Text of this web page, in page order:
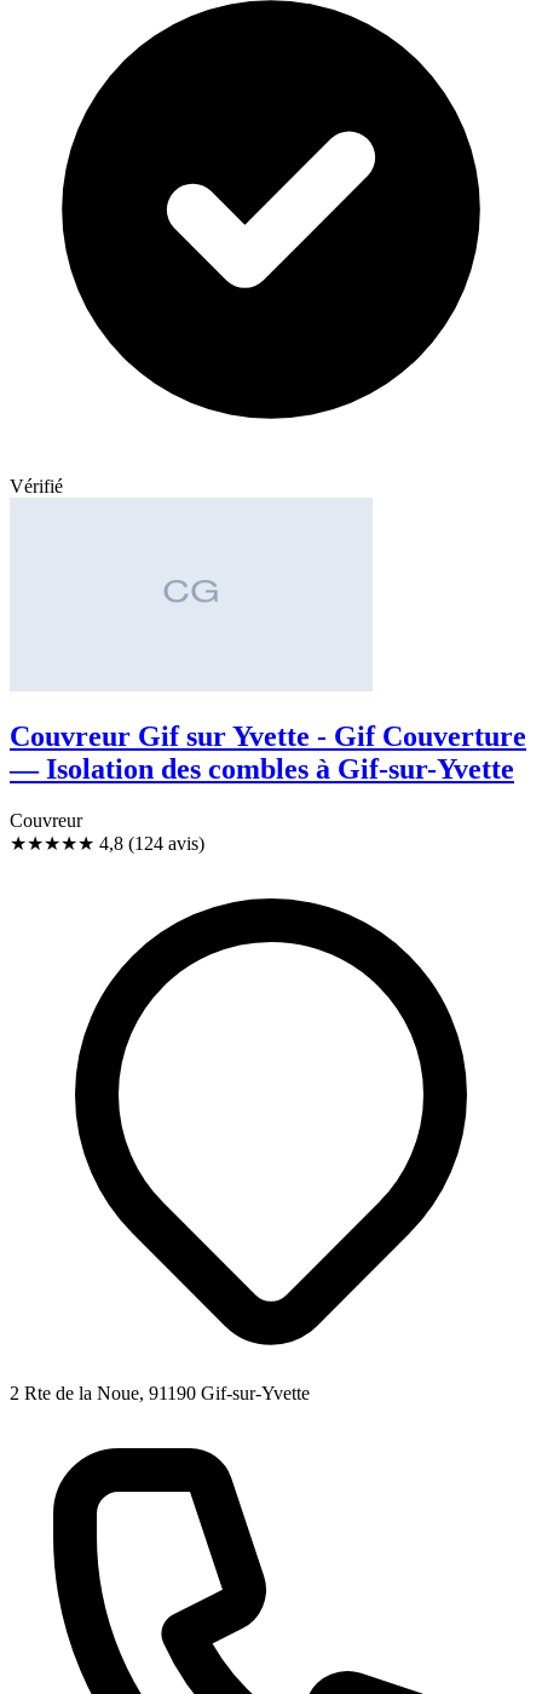
Vérifié
Couvreur Gif sur Yvette - Gif Couverture
— Isolation des combles à Gif-sur-Yvette
Couvreur
★★★★★ 4,8 (124 avis)
2 Rte de la Noue, 91190 Gif-sur-Yvette